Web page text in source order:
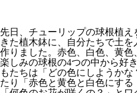
先日、チューリップの球根植
きた植木鉢に、自分たちで土
作りました。赤色、白色、黄
楽しみの球根の4つの中から好
もたちは「どの色にしようか
たり「赤色と黄色と白色にする